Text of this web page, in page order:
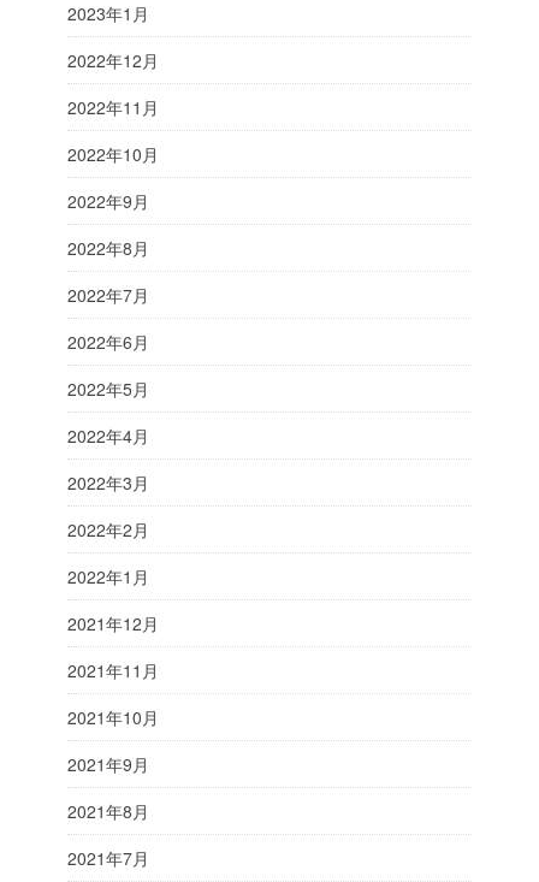
2023年1月
2022年12月
2022年11月
2022年10月
2022年9月
2022年8月
2022年7月
2022年6月
2022年5月
2022年4月
2022年3月
2022年2月
2022年1月
2021年12月
2021年11月
2021年10月
2021年9月
2021年8月
2021年7月